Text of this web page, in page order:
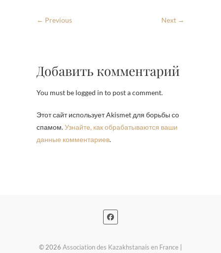
← Previous Next →
Добавить комментарий
You must be logged in to post a comment.
Этот сайт использует Akismet для борьбы со
спамом.Узнайте, как обрабатываются ваши
данные комментариев.
© 2026 Association des Kazakhstanais en France